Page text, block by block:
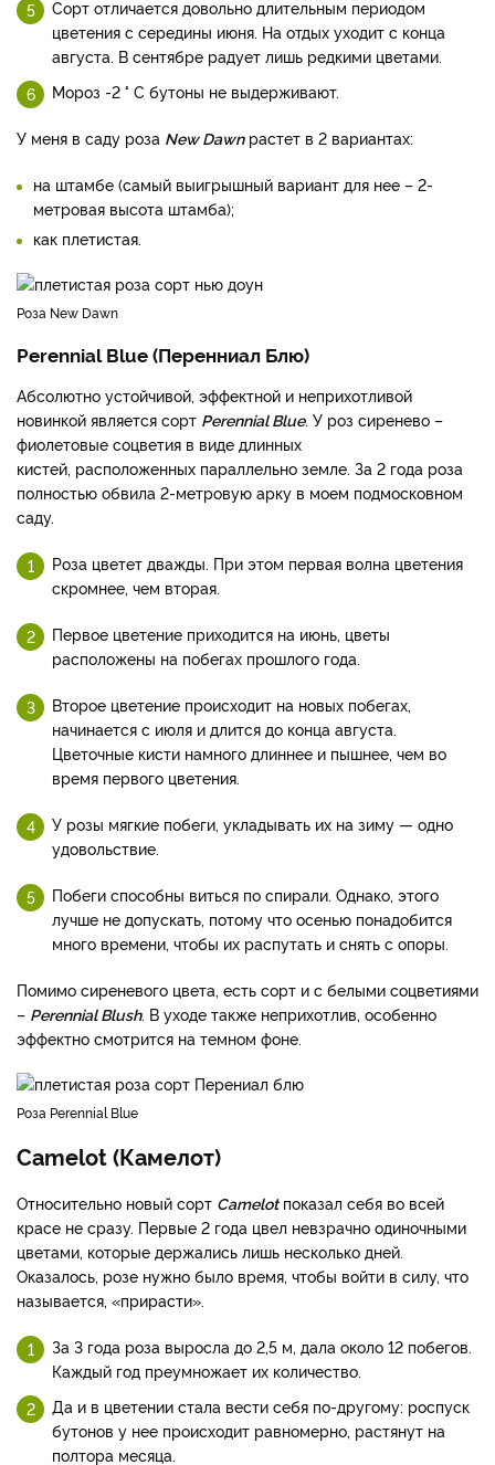
Сорт отличается довольно длительным периодом
цветения с середины июня. На отдых уходит с конца
августа. В сентябре радует лишь редкими цветами.
Мороз -2 ° С бутоны не выдерживают.
У меня в саду роза New Dawnрастет в 2 вариантах:
на штамбе (самый выигрышный вариант для нее – 2-
метровая высота штамба);
как плетистая.
Роза New Dawn
Perennial Blue (Перенниал Блю)
Абсолютно устойчивой, эффектной и неприхотливой
новинкой является сорт Perennial Blue. У роз сиренево –
фиолетовые соцветия в виде длинных
кистей, расположенных параллельно земле. За 2 года роза
полностью обвила 2-метровую арку в моем подмосковном
саду.
Роза цветет дважды. При этом первая волна цветения
скромнее, чем вторая.
Первое цветение приходится на июнь, цветы
расположены на побегах прошлого года.
Второе цветение происходит на новых побегах,
начинается с июля и длится до конца августа.
Цветочные кисти намного длиннее и пышнее, чем во
время первого цветения.
У розы мягкие побеги, укладывать их на зиму — одно
удовольствие.
Побеги способны виться по спирали. Однако, этого
лучше не допускать, потому что осенью понадобится
много времени, чтобы их распутать и снять с опоры.
Помимо сиреневого цвета, есть сорт и с белыми соцветиями
– Perennial Blush. В уходе также неприхотлив, особенно
эффектно смотрится на темном фоне.
Роза Perennial Blue
Camelot (Камелот)
Относительно новый сорт Camelotпоказал себя во всей
красе не сразу. Первые 2 года цвел невзрачно одиночными
цветами, которые держались лишь несколько дней.
Оказалось, розе нужно было время, чтобы войти в силу, что
называется, «прирасти».
За 3 года роза выросла до 2,5 м, дала около 12 побегов.
Каждый год преумножает их количество.
Да и в цветении стала вести себя по-другому: роспуск
бутонов у нее происходит равномерно, растянут на
полтора месяца.